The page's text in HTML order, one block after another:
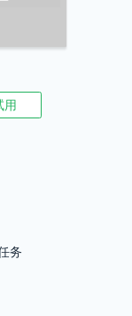
用
务